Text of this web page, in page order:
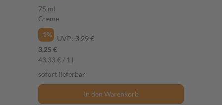
75 ml
Creme
-1%
UVP: 3,29 €
3,25 €
43,33 € / 1 l
sofort lieferbar
In den Warenkorb